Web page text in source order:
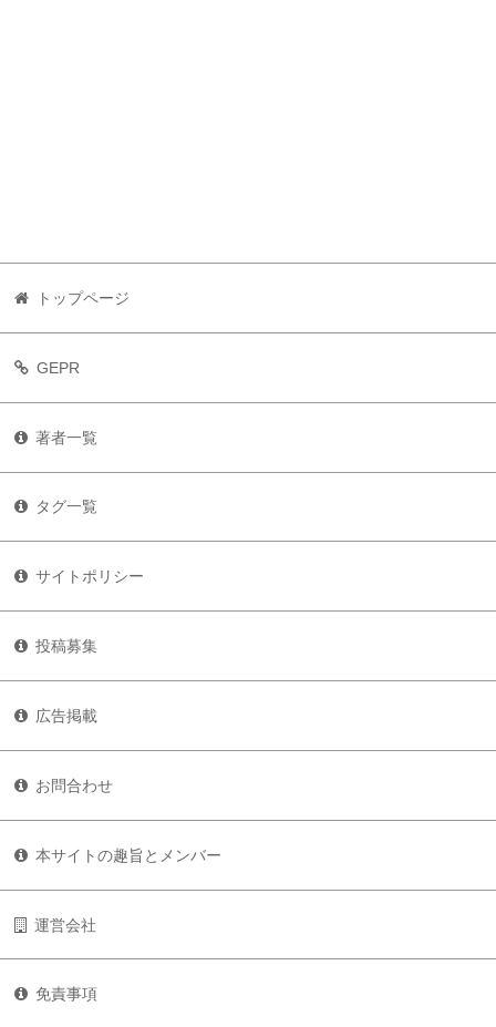
トップページ
GEPR
著者一覧
タグ一覧
サイトポリシー
投稿募集
広告掲載
お問合わせ
本サイトの趣旨とメンバー
運営会社
免責事項